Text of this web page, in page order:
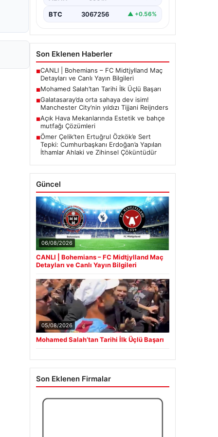
BTC 3067256 ▲ +0.56%
Son Eklenen Haberler
■CANLI | Bohemians – FC Midtjylland Maç
Detayları ve Canlı Yayın Bilgileri
■Mohamed Salah’tan Tarihi İlk Üçlü Başarı
■Galatasaray’da orta sahaya dev isim!
Manchester City’nin yıldızı Tijjani Reijnders
■Açık Hava Mekanlarında Estetik ve bahçe
mutfağı Çözümleri
■Ömer Çelik’ten Ertuğrul Özkök’e Sert
Tepki: Cumhurbaşkanı Erdoğan’a Yapılan
İthamlar Ahlaki ve Zihinsel Çöküntüdür
Güncel
06/08/2026
CANLI | Bohemians – FC Midtjylland Maç
Detayları ve Canlı Yayın Bilgileri
05/08/2026
Mohamed Salah’tan Tarihi İlk Üçlü Başarı
Son Eklenen Firmalar